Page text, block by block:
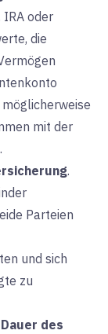
IRA oder
die
mit der
.
Parteien
und sich
zu
des